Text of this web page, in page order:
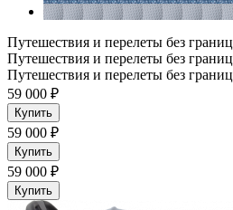
Путешествия и перелеты без границ
Путешествия и перелеты без границ
Путешествия и перелеты без границ
59 000 ₽
Купить
59 000 ₽
Купить
59 000 ₽
Купить